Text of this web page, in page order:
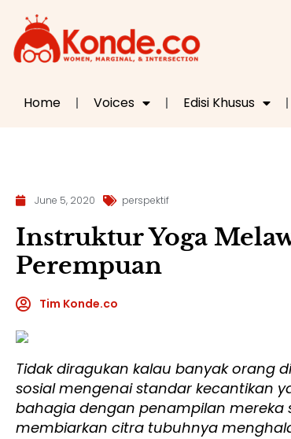
Home Voices Edisi Khusus
June 5, 2020 perspektif
Instruktur Yoga
Perempuan
Tim Konde.co
Tidak diragukan kalau banyak orang
sosial mengenai standar kecantikan
bahagia dengan penampilan mereka
membiarkan citra tubuhnya